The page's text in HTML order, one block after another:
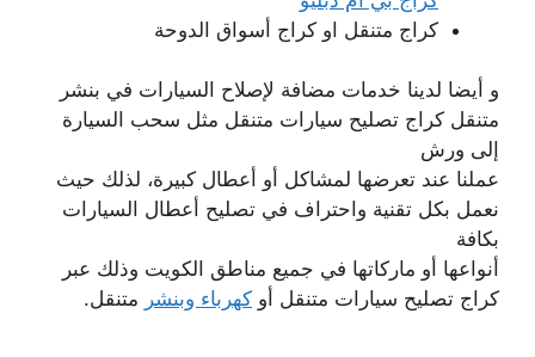
كراج متنقل او كراج أسواق الدوحة
و أيضا لدينا خدمات مضافة لإصلاح السيارات في بنشر
متنقل كراج تصليح سيارات متنقل مثل سحب السيارة
إلى ورش
عملنا عند تعرضها لمشاكل أو أعطال كبيرة، لذلك حيث
نعمل بكل تقنية واحتراف في تصليح أعطال السيارات
بكافة
أنواعها أو ماركاتها في جميع مناطق الكويت وذلك عبر
كراج تصليح سيارات متنقل أو كهرباء وبنشر متنقل.